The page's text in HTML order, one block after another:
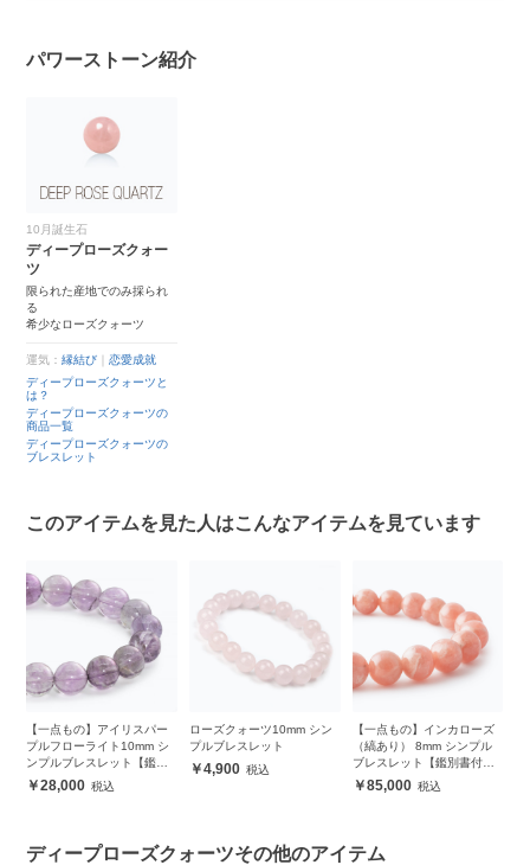
パワーストーン紹介
10月誕生石
ディープローズクォー
ツ
限られた産地でのみ採られ
る
希少なローズクォーツ
運気：縁結び ｜恋愛成就
ディープローズクォーツと
は？
ディープローズクォーツの
商品一覧
ディープローズクォーツの
ブレスレット
このアイテムを見た人はこんなアイテムを見ています
【一点もの】アイリスパー
プルフローライト10mm シ
ンプルブレスレット【鑑別
書付き】
28,000
ローズクォーツ10mm シン
プルブレスレット
4,900
【一点もの】インカローズ
（縞あり） 8mm シンプル
ブレスレット【鑑別書付
き】85,000
ディープローズクォーツその他のアイテム